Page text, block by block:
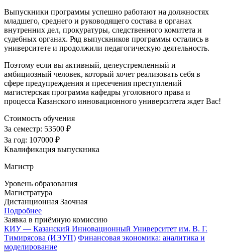
Выпускники программы успешно работают на должностях
младшего, среднего и руководящего состава в органах
внутренних дел, прокуратуры, следственного комитета и
судебных органах. Ряд выпускников программы остались в
университете и продолжили педагогическую деятельность.
Поэтому если вы активный, целеустремленный и
амбициозный человек, который хочет реализовать себя в
сфере предупреждения и пресечения преступлений
магистерская программа кафедры уголовного права и
процесса Казанского инновационного университета ждет Вас!
Стоимость обучения
За семестр: 53500 ₽
За год: 107000 ₽
Квалификация выпускника
Магистр
Уровень образования
Магистратура
Дистанционная Заочная
Подробнее
Заявка в приёмную комиссию
КИУ — Казанский Инновационный Университет им. В. Г.
Тимирясова (ИЭУП) Финансовая экономика: аналитика и
моделирование